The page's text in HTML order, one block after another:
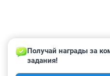
Получай награды за
задания!